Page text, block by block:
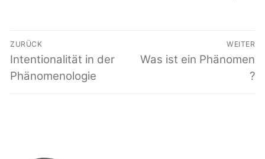
Beitragsnavigation
ZURÜCK
Vorheriger
Beitrag:
Intentionalität in der
Phänomenologie
WEITER
Nächster
Was ist ein Phänomen
?